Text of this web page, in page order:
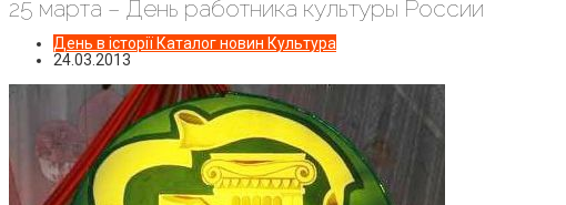
25 марта – День работника культуры России
День в історії Каталог новин Культура
24.03.2013